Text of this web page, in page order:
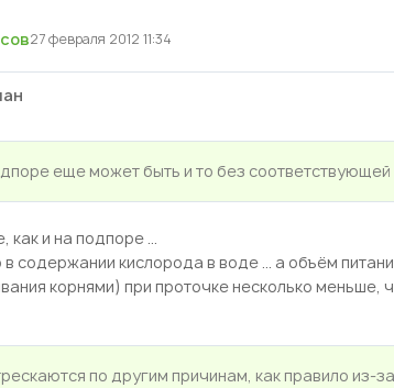
27 февраля 2012 11:34
еще может быть и то без соответствующей
как и на подпоре ...
содержании кислорода в воде ... а объём
корнями) при проточке несколько меньше,
по другим причинам, как правило из-